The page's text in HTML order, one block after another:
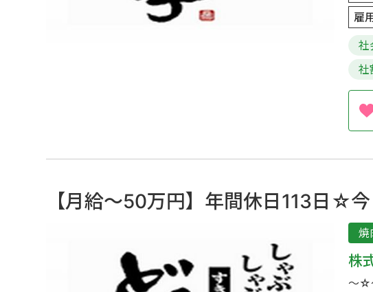
雇
社
社
【月給～50万円】年間休日113日☆
焼
株
～☆